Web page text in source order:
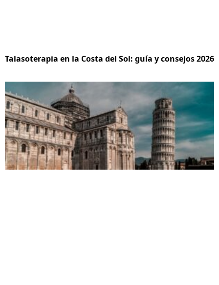
Talasoterapia en la Costa del Sol: guía y consejos 2026